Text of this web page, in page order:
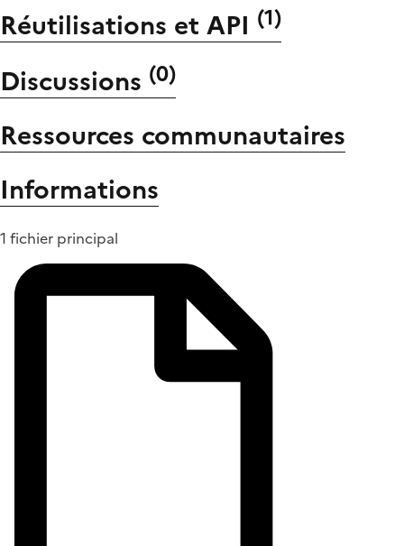
Réutilisations et API (1)
Discussions (0)
Ressources communautaires
Informations
1 fichier principal